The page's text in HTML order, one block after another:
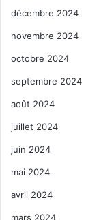
décembre 2024
novembre 2024
octobre 2024
septembre 2024
août 2024
juillet 2024
juin 2024
mai 2024
avril 2024
mars 2024